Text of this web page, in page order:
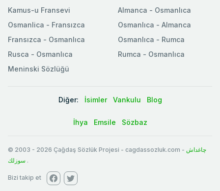
Kamus-u Fransevi
Osmanlica - Fransızca
Fransızca - Osmanlıca
Rusca - Osmanlıca
Meninski Sözlüğü
Almanca - Osmanlıca
Osmanlıca - Almanca
Osmanlıca - Rumca
Rumca - Osmanlıca
Diğer: İsimler Vankulu Blog
İhya Emsile Sözbaz
© 2003 - 2026 Çağdaş Sözlük Projesi - cagdassozluk.com - چاغداش
سوزلك .
Bizi takip et